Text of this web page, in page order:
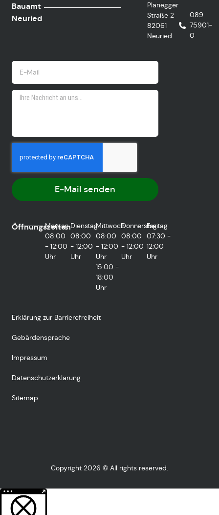
Bauamt
Neuried
Planegger
Straße 2
82061
Neuried
089
75901-
0
E-Mail senden
Öffnungszeiten
Montag
08:00
- 12:00
Uhr
Dienstag
08:00
- 12:00
Uhr
Mittwoch
08:00
- 12:00
Uhr
15:00 -
18:00
Uhr
Donnerstag
08:00
- 12:00
Uhr
Freitag
07:30 -
12:00
Uhr
Erklärung zur Barrierefreiheit
Gebärdensprache
Impressum
Datenschutzerklärung
Sitemap
Copyright 2026 © All rights reserved.
Weitere Informationen über den gesperrten Inhalt.